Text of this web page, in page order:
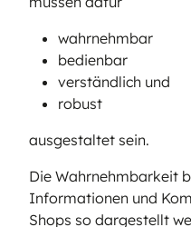
wahrnehmbar
bedienbar
verständlich und
robust
ausgestaltet sein.
Die Wahrnehmbarkeit
Informationen und
Shops so dargestellt